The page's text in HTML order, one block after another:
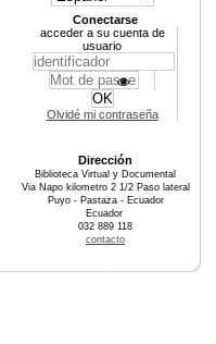
Conectarse
acceder a su cuenta de
usuario
Olvidé mi contraseña
Dirección
Biblioteca Virtual y Documental
Via Napo kilometro 2 1/2 Paso lateral
Puyo - Pastaza - Ecuador
Ecuador
032 889 118
contacto